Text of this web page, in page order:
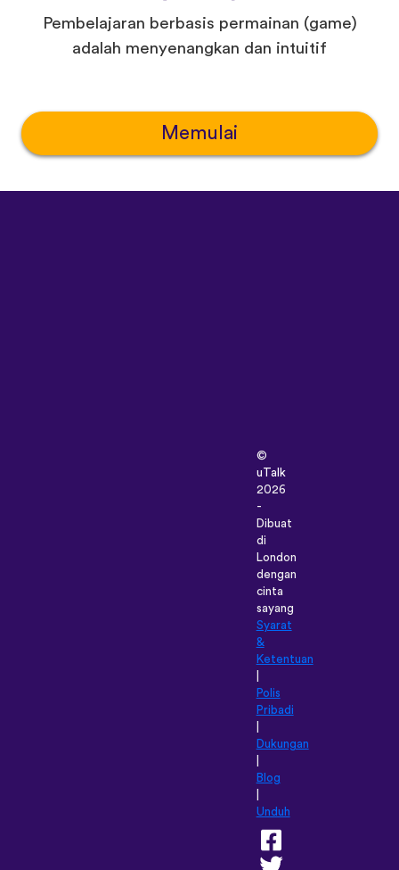
Pembelajaran berbasis permainan (game)
adalah menyenangkan dan intuitif
Memulai
©
uTalk
2026
-
Dibuat
di
London
dengan
cinta
sayang
Syarat
&
Ketentuan
Polis
Pribadi
Dukungan
Blog
Unduh